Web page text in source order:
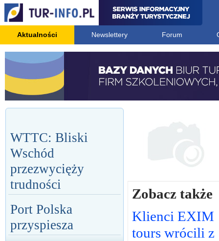
Aktualności Newslettery Forum
WTTC: Bliski
Wschód
przezwycięży
trudności
Port Polska
przyspiesza
Zobacz także
Klienci EXIM
tours wrócili z